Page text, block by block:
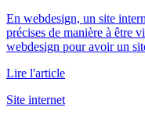
En webdesign, un site
précises de manière à être
webdesign pour avoir un
Lire l'article
Site internet